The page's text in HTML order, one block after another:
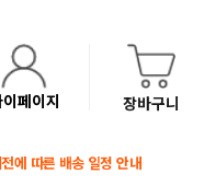
이페이지 장바구니